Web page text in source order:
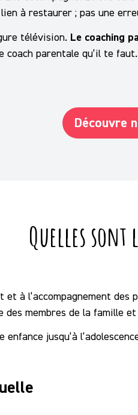
à restaurer ; pas une
télévision. Le coaching
coach parentale qu’il te
Découvre
Quelles sont
et à l’accompagnement
membres de la famille
jusqu’à